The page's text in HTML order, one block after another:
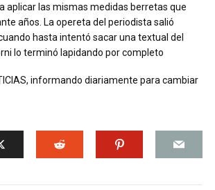
aplicar las mismas medidas berretas que
años. La opereta del periodista salió
hasta intentó sacar una textual del
lo terminó lapidando por completo
informando diariamente para cambiar